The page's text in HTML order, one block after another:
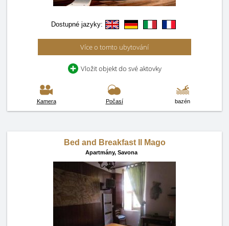
Dostupné jazyky:
Více o tomto ubytování
Vložit objekt do své aktovky
Kamera Počasí bazén
Bed and Breakfast Il Mago
Apartmány, Savona